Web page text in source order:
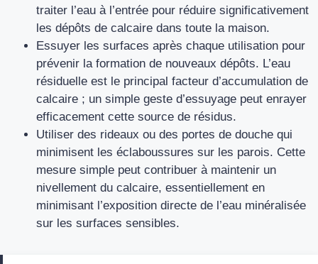
traiter l’eau à l’entrée pour réduire significativement
les dépôts de calcaire dans toute la maison.
Essuyer les surfaces après chaque utilisation pour
prévenir la formation de nouveaux dépôts. L’eau
résiduelle est le principal facteur d’accumulation de
calcaire ; un simple geste d’essuyage peut enrayer
efficacement cette source de résidus.
Utiliser des rideaux ou des portes de douche qui
minimisent les éclaboussures sur les parois. Cette
mesure simple peut contribuer à maintenir un
nivellement du calcaire, essentiellement en
minimisant l’exposition directe de l’eau minéralisée
sur les surfaces sensibles.